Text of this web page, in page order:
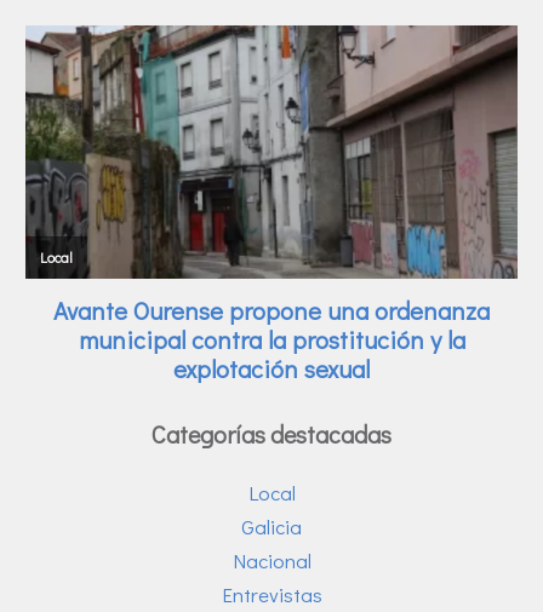
Categorías destacadas
Local
Galicia
Nacional
Entrevistas